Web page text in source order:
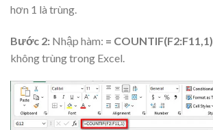
hơn 1 là trùng.
Bước 2: Nhập hàm: = COUNTIF(F2:F11,1)
không trùng trong Excel.